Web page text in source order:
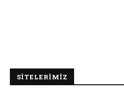
SİTELERİMİZ